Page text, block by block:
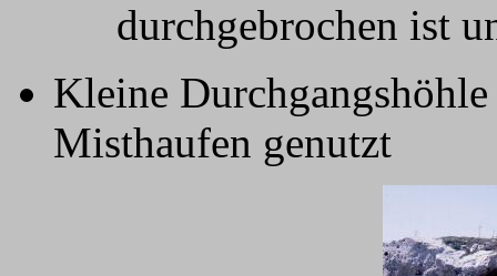
durchgebrochen ist
Kleine
Misthaufen genutzt